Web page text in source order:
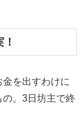
を出すわけに
。3日坊主で終